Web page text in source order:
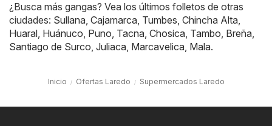
¿Busca más gangas? Vea los últimos folletos de otras
ciudades: Sullana, Cajamarca, Tumbes, Chincha Alta,
Huaral, Huánuco, Puno, Tacna, Chosica, Tambo, Breña,
Santiago de Surco, Juliaca, Marcavelica, Mala.
Inicio Ofertas Laredo Supermercados Laredo